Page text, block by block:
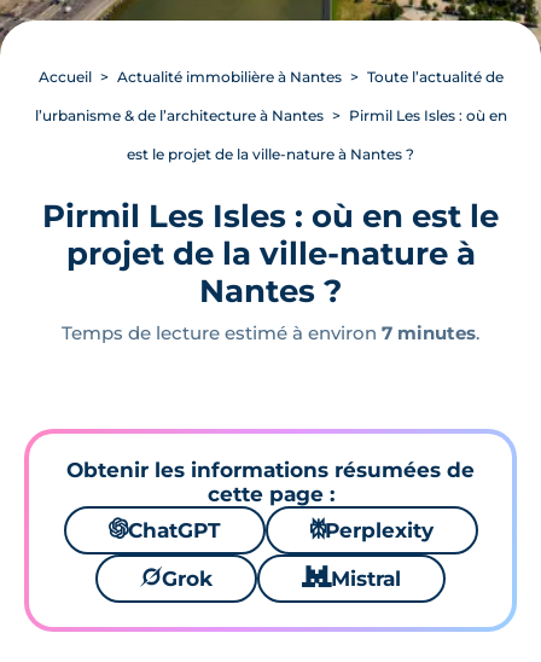
Accueil Actualité immobilière à Nantes Toute l’actualité de
l’urbanisme & de l’architecture à Nantes Pirmil Les Isles : où en
est le projet de la ville-nature à Nantes ?
Pirmil Les Isles : où en est le
projet de la ville-nature à
Nantes ?
Temps de lecture estimé à environ 7 minutes.
Obtenir les informations résumées de
cette page :
🌌ChatGPT ⚙Perplexity
🪐Grok 🐱 Mistral